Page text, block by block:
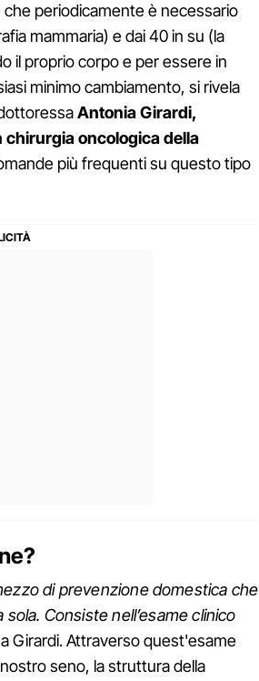
periodicamente è necessario
mammaria) e dai 40 in su (la
il proprio corpo e per essere in
minimo cambiamento, si rivela
Antonia Girardi,
oncologica della
più frequenti su questo tipo
di prevenzione domestica che
Consiste nell’esame clinico
Girardi. Attraverso quest'esame
seno, la struttura della